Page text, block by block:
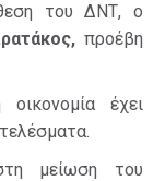
του ΔΝΤ, ο
προέβη
έχει
μείωση του